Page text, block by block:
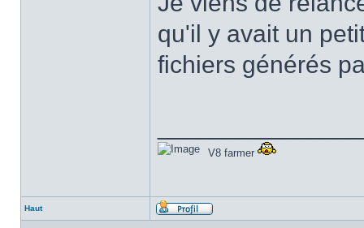
qu'il y avait un
fichiers générés
V8 farmer
Haut
Profil